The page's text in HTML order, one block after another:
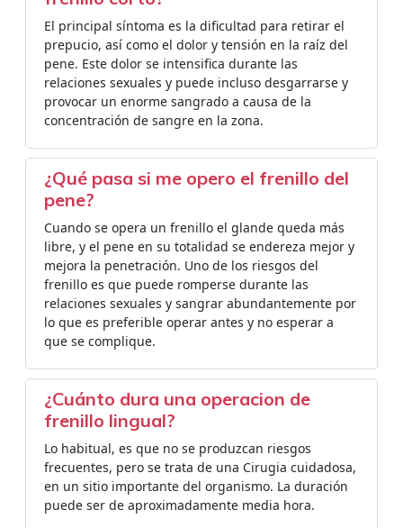
El principal síntoma es la dificultad para retirar el
prepucio, así como el dolor y tensión en la raíz del
pene. Este dolor se intensifica durante las
relaciones sexuales y puede incluso desgarrarse y
provocar un enorme sangrado a causa de la
concentración de sangre en la zona.
¿Qué pasa si me opero el frenillo del
pene?
Cuando se opera un frenillo el glande queda más
libre, y el pene en su totalidad se endereza mejor y
mejora la penetración. Uno de los riesgos del
frenillo es que puede romperse durante las
relaciones sexuales y sangrar abundantemente por
lo que es preferible operar antes y no esperar a
que se complique.
¿Cuánto dura una operacion de
frenillo lingual?
Lo habitual, es que no se produzcan riesgos
frecuentes, pero se trata de una Cirugia cuidadosa,
en un sitio importante del organismo. La duración
puede ser de aproximadamente media hora.